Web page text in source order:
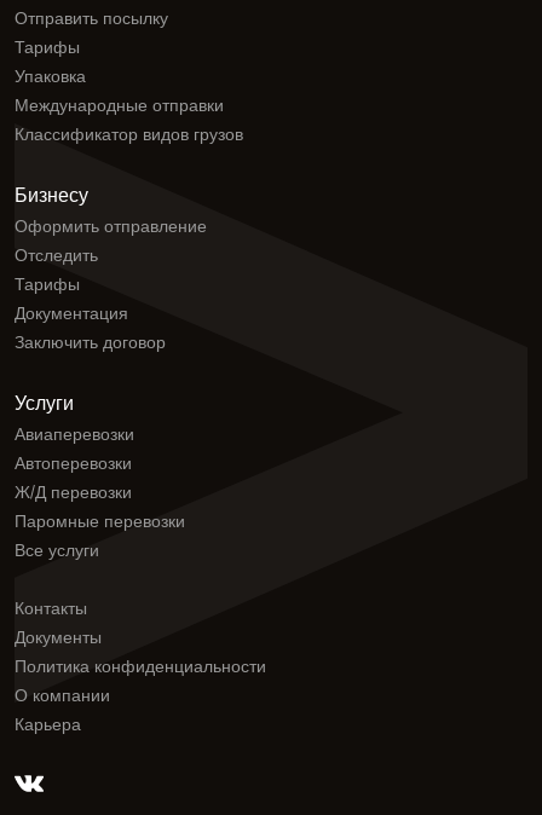
Отправить посылку
Тарифы
Упаковка
Международные отправки
Классификатор видов грузов
Бизнесу
Оформить отправление
Отследить
Тарифы
Документация
Заключить договор
Услуги
Авиаперевозки
Автоперевозки
Ж/Д перевозки
Паромные перевозки
Все услуги
Контакты
Документы
Политика конфиденциальности
О компании
Карьера